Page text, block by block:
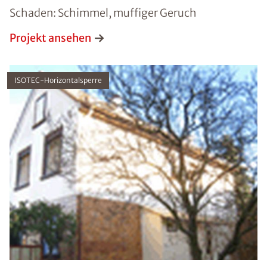
Schaden: Schimmel, muffiger Geruch
Projekt ansehen
ISOTEC-Horizontalsperre